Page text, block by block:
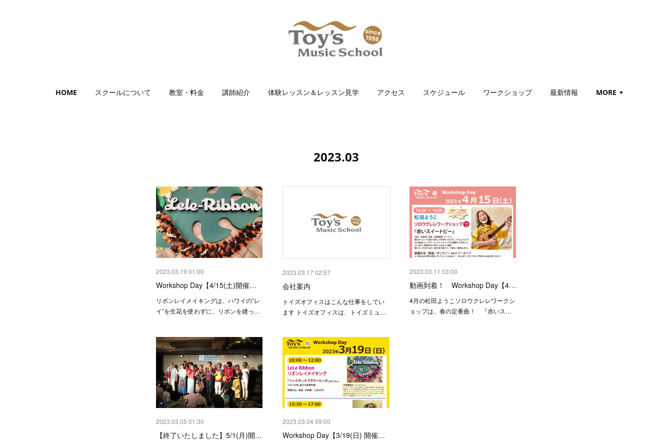
HOME スクールについて 教室・料金 講師紹介 体験レッスン＆レッスン見学 アクセス スケジュール ワークショップ 最新情報 MORE
2023.03
2023.03.19 01:00
Workshop Day【4/15(土)開催…
リボンレイメイキングは、ハワイの”レ
イ”を生花を使わずに、リボンを縫っ…
2023.03.17 02:57
会社案内
トイズオフィスはこんな仕事をしてい
ます トイズオフィスは、トイズミュ…
2023.03.11 03:00
動画到着！ Workshop Day【4…
4月の松田ようこソロウクレレワークシ
ョップは、春の定番曲！ 『赤いス…
2023.03.05 01:30
【終了いたしました】5/1(月)開…
2023.03.04 09:00
Workshop Day【3/19(日) 開催…